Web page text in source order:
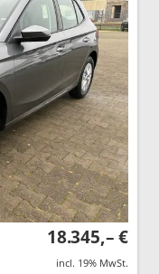
18.345,– €
incl. 19% MwSt.